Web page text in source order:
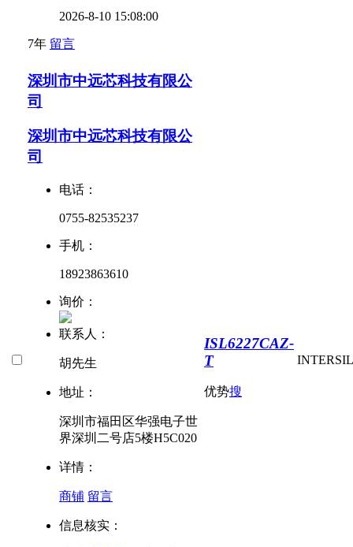
2026-8-10 15:08:00
7年 留言
深圳市中远芯科技有限公
司
深圳市中远芯科技有限公
司
电话：
0755-82535237
手机：
18923863610
询价：
联系人：
胡先生
地址：
深圳市福田区华强电子世
界深圳二号店5楼H5C020
详情：
商铺 留言
信息核实：
ISL6227CAZ-
T
优势搜
INTERSIL